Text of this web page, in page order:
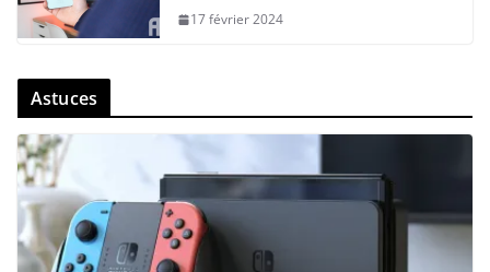
17 février 2024
Astuces